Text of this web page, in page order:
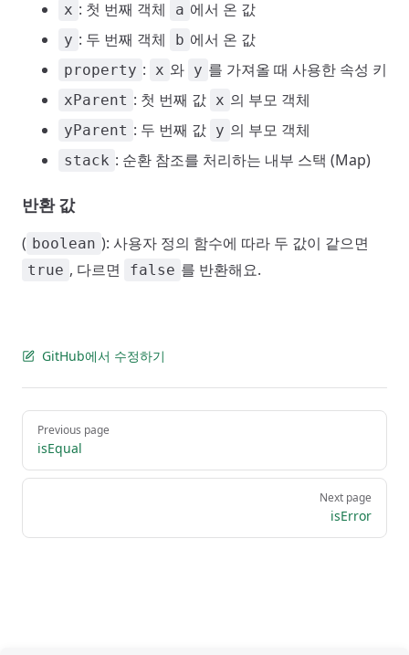
x : 첫 번째 객체 a 에서 온 값
y : 두 번째 객체 b 에서 온 값
property : x 와 y 를 가져올 때 사용한 속성 키
xParent : 첫 번째 값 x 의 부모 객체
yParent : 두 번째 값 y 의 부모 객체
stack : 순환 참조를 처리하는 내부 스택 (Map)
반환 값
( boolean ): 사용자 정의 함수에 따라 두 값이 같으면
true , 다르면 false 를 반환해요.
GitHub에서 수정하기
Pager
Previous page
isEqual
Next page
isError